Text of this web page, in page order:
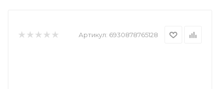
Артикул: 6930878765128